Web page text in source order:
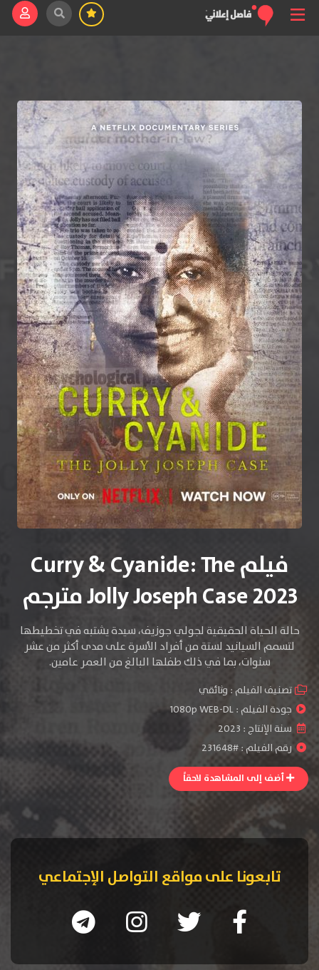
فيلم Curry & Cyanide: The
Jolly Joseph Case 2023 مترجم
حالة الحياة الحقيقية لجولي جوزيف، سيدة يشتبه في تخطيطها
لتسمم السيانيد لستة من أفراد الأسرة على مدى أكثر من عشر
سنوات، بما في ذلك طفلها البالغ من العمر عامين.
تصنيف الفيلم : وثائقي
جودة الفيلم :1080p WEB-DL
سنة الإنتاج : 2023
رقم الفيلم : #231648
أضف إلى المشاهدة لاحقاً
تابعونا على مواقع التواصل الإجتماعي